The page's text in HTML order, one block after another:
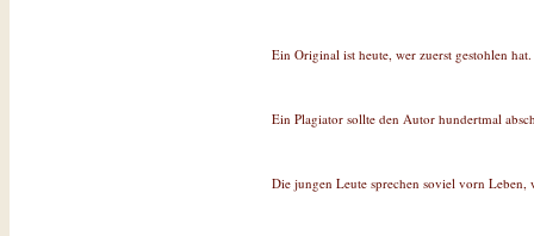
Ein Original ist heute, wer zuerst gestohlen hat.
Ein Plagiator sollte den Autor hundertmal
Die jungen Leute sprechen soviel vorn Leben,